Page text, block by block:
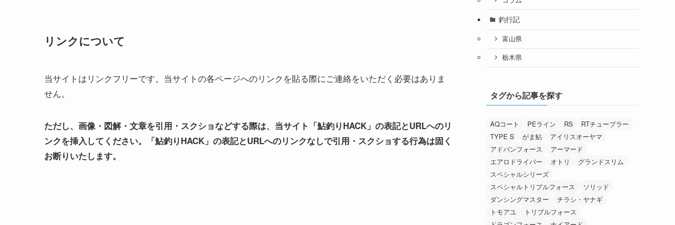
リンクについて
当サイトはリンクフリーです。当サイトの各ページへのリンクを貼る際にご連絡をいただく必要はありま
せん。
ただし、画像・図解・文章を引用・スクショなどする際は、当サイト「鮎釣りHACK」の表記とURLへのリ
ンクを挿入してください。「鮎釣りHACK」の表記とURLへのリンクなしで引用・スクショする行為は固く
お断りいたします。
釣行記
富山県
栃木県
タグから記事を探す
AQコート PEライン RS
RTチューブラー
TYPE S
がま鮎
アイリスオーヤマ
アドバンフォース
アーマード
エアロドライバー
オトリ
グランドスリム
スペシャルシリーズ
スペシャルトリプルフォース
ソリッド
ダンシングマスター
チラシ・ヤナギ
トモアユ
トリプルフォース